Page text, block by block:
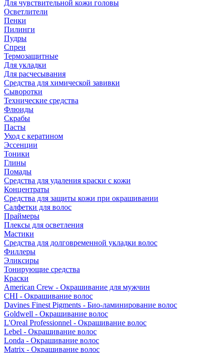
Для чувствительной кожи головы
Осветлители
Пенки
Пилинги
Пудры
Спреи
Термозащитные
Для укладки
Для расчесывания
Средства для химической завивки
Сыворотки
Технические средства
Флюиды
Скрабы
Пасты
Уход с кератином
Эссенции
Тоники
Глины
Помады
Средства для удаления краски с кожи
Концентраты
Средства для защиты кожи при окрашивании
Салфетки для волос
Праймеры
Плексы для осветления
Мастики
Средства для долговременной укладки волос
Филлеры
Эликсиры
Тонирующие средства
Краски
American Crew - Окрашивание для мужчин
CHI - Окрашивание волос
Davines Finest Pigments - Био-ламинирование волос
Goldwell - Окрашивание волос
L'Oreal Professionnel - Окрашивание волос
Lebel - Окрашивание волос
Londa - Окрашивание волос
Matrix - Окрашивание волос